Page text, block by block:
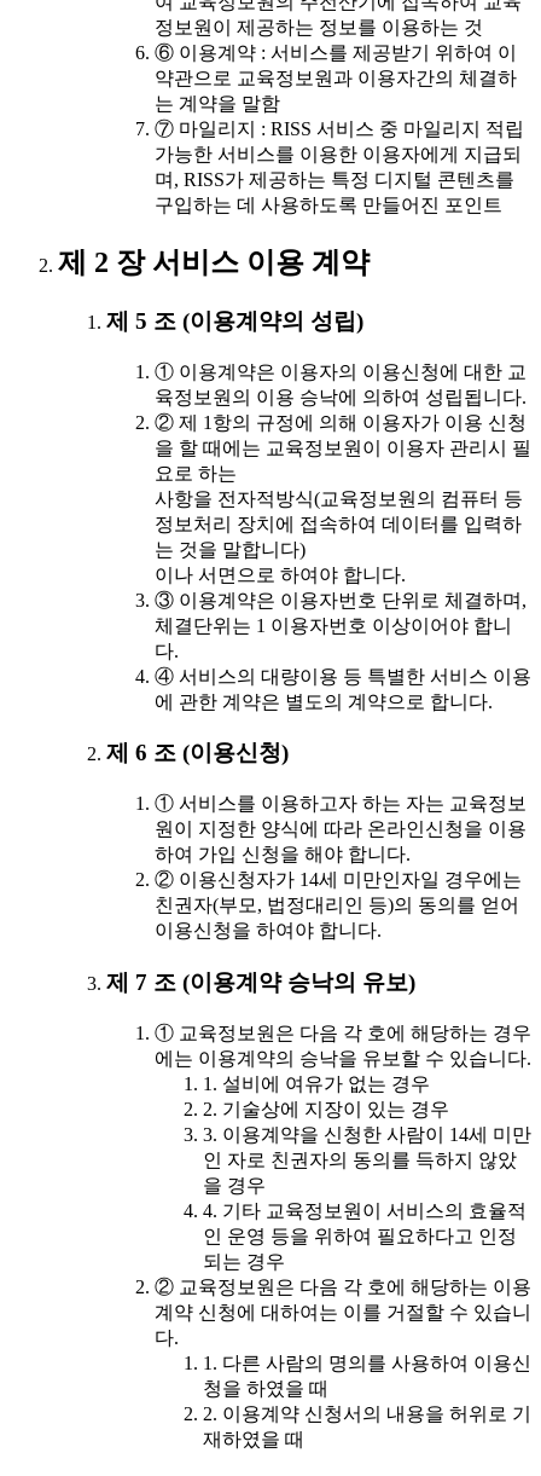
정보원이 제공하는 정보를 이용하는 것
⑥ 이용계약 : 서비스를 제공받기 위하여 이
약관으로 교육정보원과 이용자간의 체결하
는 계약을 말함
⑦ 마일리지 : RISS 서비스 중 마일리지 적립
가능한 서비스를 이용한 이용자에게 지급되
며, RISS가 제공하는 특정 디지털 콘텐츠를
구입하는 데 사용하도록 만들어진 포인트
제 2 장 서비스 이용 계약
제 5 조 (이용계약의 성립)
① 이용계약은 이용자의 이용신청에 대한 교
육정보원의 이용 승낙에 의하여 성립됩니다.
② 제 1항의 규정에 의해 이용자가 이용 신청
을 할 때에는 교육정보원이 이용자 관리시 필
요로 하는
사항을 전자적방식(교육정보원의 컴퓨터 등
정보처리 장치에 접속하여 데이터를 입력하
는 것을 말합니다)
이나 서면으로 하여야 합니다.
③ 이용계약은 이용자번호 단위로 체결하며,
체결단위는 1 이용자번호 이상이어야 합니
다.
④ 서비스의 대량이용 등 특별한 서비스 이용
에 관한 계약은 별도의 계약으로 합니다.
제 6 조 (이용신청)
① 서비스를 이용하고자 하는 자는 교육정보
원이 지정한 양식에 따라 온라인신청을 이용
하여 가입 신청을 해야 합니다.
② 이용신청자가 14세 미만인자일 경우에는
친권자(부모, 법정대리인 등)의 동의를 얻어
이용신청을 하여야 합니다.
제 7 조 (이용계약 승낙의 유보)
① 교육정보원은 다음 각 호에 해당하는 경우
에는 이용계약의 승낙을 유보할 수 있습니다.
1. 설비에 여유가 없는 경우
2. 기술상에 지장이 있는 경우
3. 이용계약을 신청한 사람이 14세 미만
인 자로 친권자의 동의를 득하지 않았
을 경우
4. 기타 교육정보원이 서비스의 효율적
인 운영 등을 위하여 필요하다고 인정
되는 경우
② 교육정보원은 다음 각 호에 해당하는 이용
계약 신청에 대하여는 이를 거절할 수 있습니
다.
1. 다른 사람의 명의를 사용하여 이용신
청을 하였을 때
2. 이용계약 신청서의 내용을 허위로 기
재하였을 때